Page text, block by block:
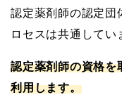
認定薬剤師の認定団
ロセスは共通してい
認定薬剤師の資格を
利用します。